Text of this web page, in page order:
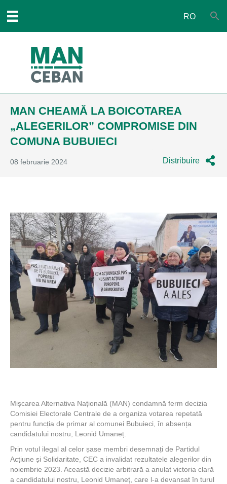
RO
MAN CHEAMĂ LA BOICOTAREA
„ALEGERILOR” COMPROMISE DIN
COMUNA BUBUIECI
08 februarie 2024 Distribuire
Mișcarea Alternativa Națională (MAN) condamnă ferm decizia
Comisiei Electorale Centrale de a organiza votarea repetată
pentru funcția de primar al comunei Bubuieci, în absența
candidatului nostru, Leonid Umaneț.
Prin votul ilegal al celor șase membri desemnați de Partidul
Acțiune și Solidaritate, CEC a invalidat rezultatele alegerilor din
noiembrie 2023. Această decizie arbitrară a anulat victoria clară
a candidatului nostru, Leonid Umaneț, care l-a devansat în turul